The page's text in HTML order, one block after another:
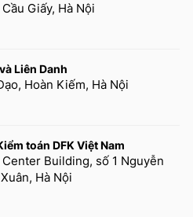
Giấy, Hà Nội
Liên Danh
Hoàn Kiếm, Hà Nội
toán DFK Việt Nam
Building, số 1 Nguyễn
Hà Nội